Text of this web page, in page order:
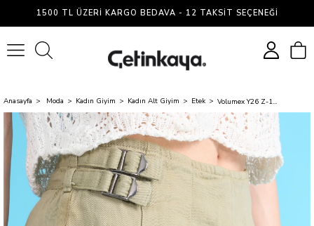
1500 TL ÜZERI KARGO BEDAVA - 12 TAKSIT SEÇENEĞI
Anasayfa Moda Kadın Giyim Kadın Alt Giyim Etek Volumex Y26 Z-134 Haki Kadın Etek S-L